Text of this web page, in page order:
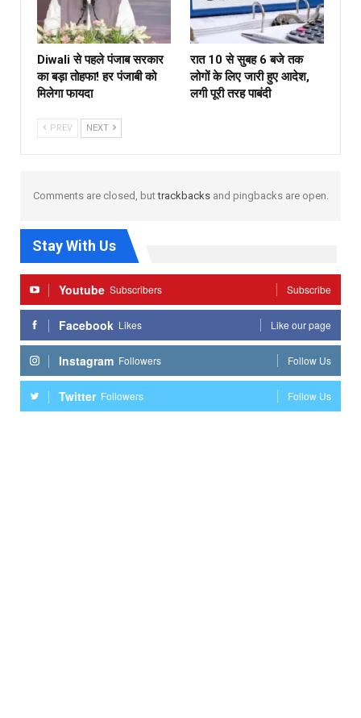
Diwali से पहले पंजाब सरकार
का बड़ा तोहफा! हर पंजाबी को
मिलेगा फायदा
रात 10 से सुबह 6 बजे तक
लोगों के लिए जारी हुए आदेश,
लगी पूरी तरह पाबंदी
PREV NEXT
Comments are closed, buttrackbacksand pingbacks are open.
Stay With Us
Youtube Subscribers Subscribe
Facebook Likes Like our page
Instagram Followers Follow Us
Twitter Followers Follow Us